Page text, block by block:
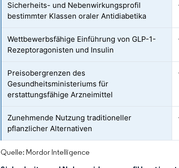
Sicherheits- und Nebenwirkungsprofil
bestimmter Klassen oraler Antidiabetika
Wettbewerbsfähige Einführung von GLP-1-
Rezeptoragonisten und Insulin
Preisobergrenzen des
Gesundheitsministeriums für
erstattungsfähige Arzneimittel
Zunehmende Nutzung traditioneller
pflanzlicher Alternativen
Quelle: Mordor Intelligence